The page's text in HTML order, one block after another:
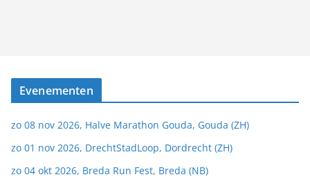
Evenementen
zo 08 nov 2026, Halve Marathon Gouda, Gouda (ZH)
zo 01 nov 2026, DrechtStadLoop, Dordrecht (ZH)
zo 04 okt 2026, Breda Run Fest, Breda (NB)